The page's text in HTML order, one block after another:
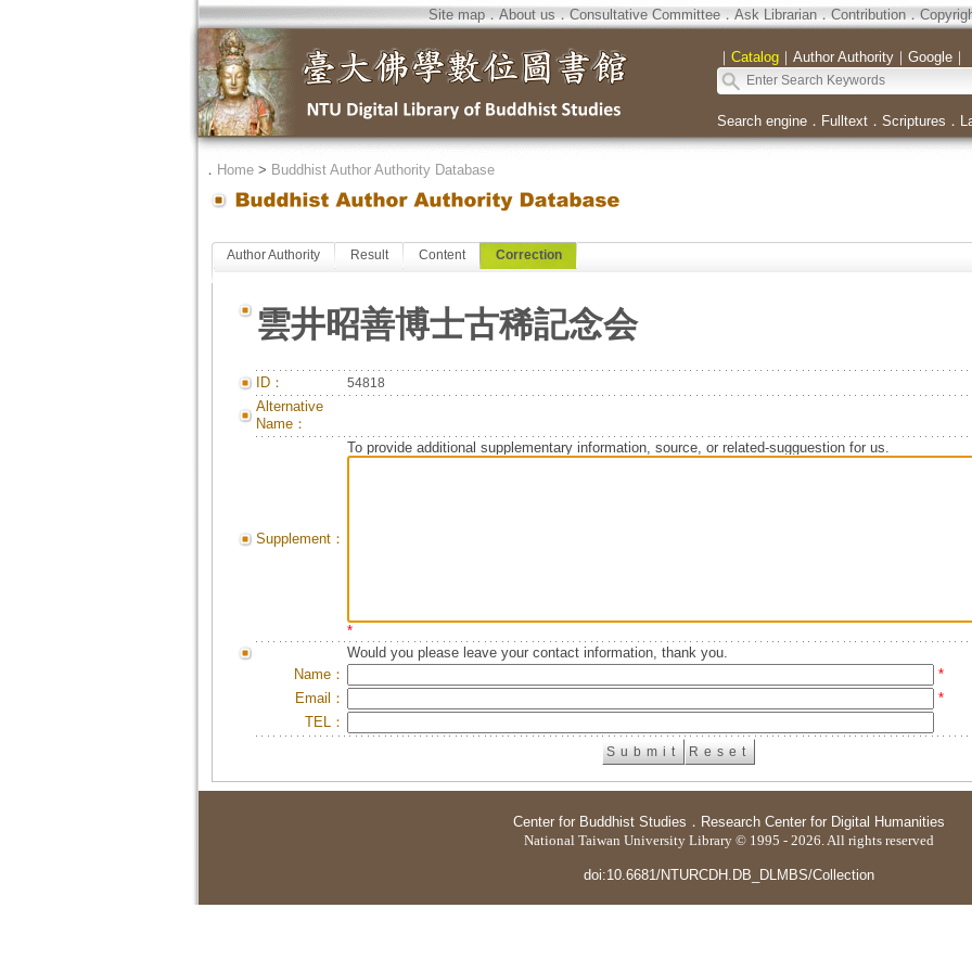
Site map．About us．Consultative Committee．Ask Librarian．Contribution．
｜ Catalog｜ Author Authority｜ Google｜
Search engine． Fulltext． Scriptures ．
． Home> Buddhist Author Authority Database
Author Authority Result Content Correction
雲井昭善博士古稀記念会
ID： 54818
Alternative
Name：
Supplement：
To provide additional supplementary information, source, or related-sugguestion for us.
*
Would you please leave your contact information, thank you.
Name：
*
Email：
*
TEL：
Center for Buddhist Studies ． Research Center for Digital Humanities
National Taiwan University Library © 1995 - 2026. All rights reserved
doi:10.6681/NTURCDH.DB_DLMBS/Collection